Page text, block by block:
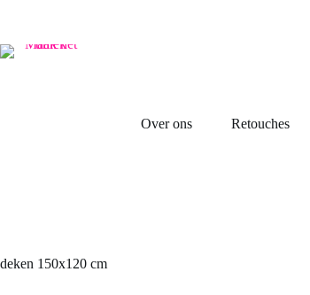
inhoud
Over ons Retouches
deken 150x120 cm